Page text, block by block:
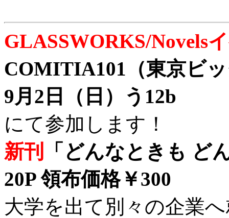
GLASSWORKS/Novels
COMITIA101（東京ビ
9月2日（日）う12b
にて参加します！
新刊
「どんなときも ど
20P 領布価格￥300
大学を出て別々の企業